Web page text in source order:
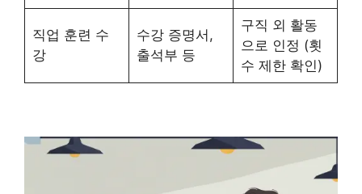
직업 훈련 수
강
수강 증명서,
출석부 등
구직 외 활동
으로 인정 (횟
수 제한 확인)